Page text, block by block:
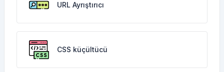
URL Ayrıştırıcı
CSS küçültücü